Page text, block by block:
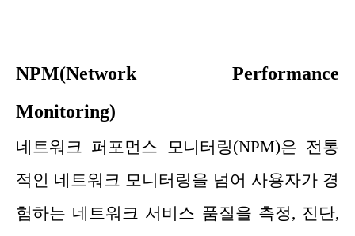
NPM(Network Performance
Monitoring)
네트워크 퍼포먼스 모니터링(NPM)은 전통
적인 네트워크 모니터링을 넘어 사용자가 경
험하는 네트워크 서비스 품질을 측정, 진단,